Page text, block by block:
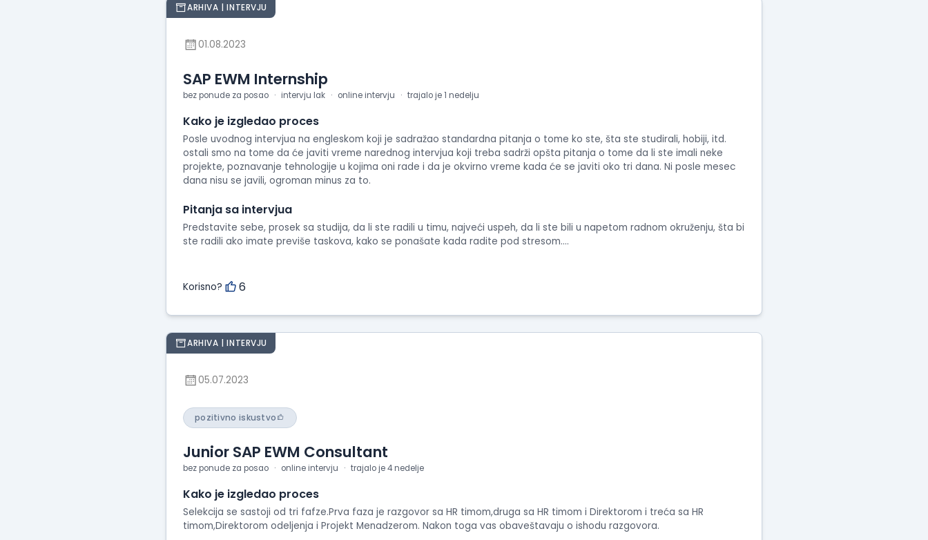
ARHIVA | INTERVJU
01.08.2023
SAP EWM Internship
bez ponude za posao intervju lak online intervju trajalo je 1 nedelju
Kako je izgledao proces
Posle uvodnog intervjua na engleskom koji je sadražao standardna pitanja o tome ko ste, šta ste studirali, hobiji, itd.
ostali smo na tome da će javiti vreme narednog intervjua koji treba sadrži opšta pitanja o tome da li ste imali neke
projekte, poznavanje tehnologije u kojima oni rade i da je okvirno vreme kada će se javiti oko tri dana. Ni posle mesec
dana nisu se javili, ogroman minus za to.
Pitanja sa intervjua
Predstavite sebe, prosek sa studija, da li ste radili u timu, najveći uspeh, da li ste bili u napetom radnom okruženju, šta bi
ste radili ako imate previše taskova, kako se ponašate kada radite pod stresom....
Korisno? 6
ARHIVA | INTERVJU
05.07.2023
pozitivno iskustvo
Junior SAP EWM Consultant
bez ponude za posao online intervju trajalo je 4 nedelje
Kako je izgledao proces
Selekcija se sastoji od tri fafze.Prva faza je razgovor sa HR timom,druga sa HR timom i Direktorom i treća sa HR
timom,Direktorom odeljenja i Projekt Menadzerom. Nakon toga vas obaveštavaju o ishodu razgovora.